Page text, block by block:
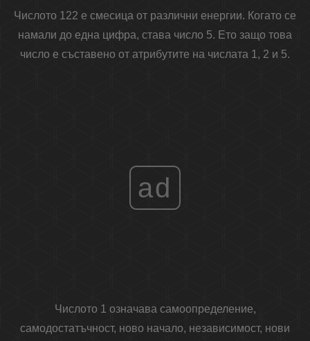
Числото 122 е смесица от различни енергии. Когато се
намали до една цифра, става число 5. Ето защо това
число е съставено от атрибутите на числата 1, 2 и 5.
ad
Числото 1 означава самоопределение,
самодостатъчност, ново начало, независимост, нови